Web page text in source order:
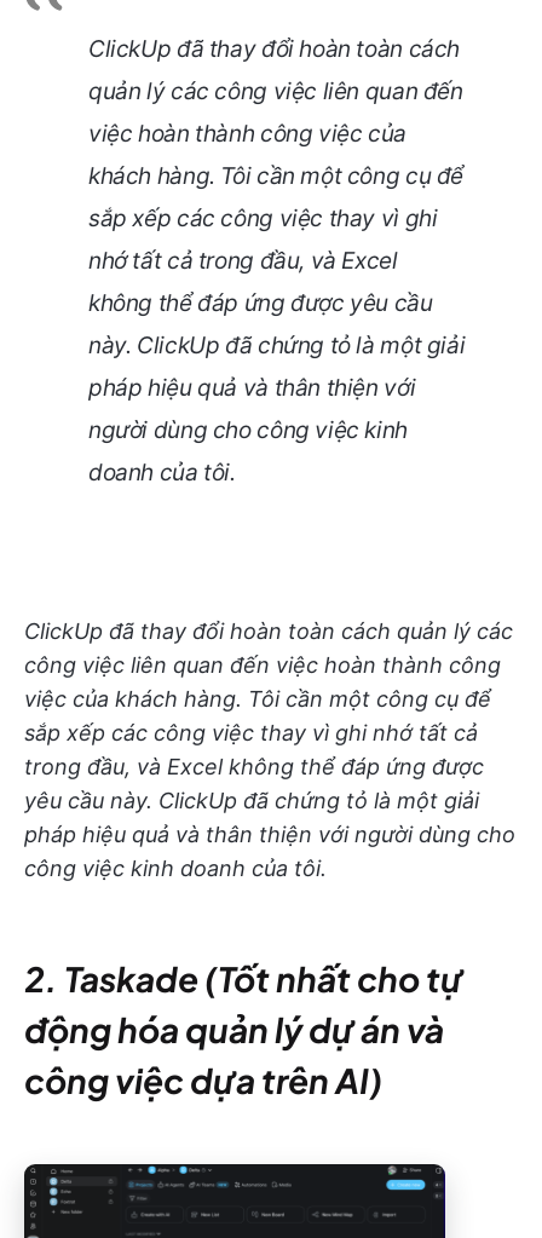
ClickUp đã thay đổi hoàn toàn cách
quản lý các công việc liên quan đến
việc hoàn thành công việc của
khách hàng. Tôi cần một công cụ để
sắp xếp các công việc thay vì ghi
nhớ tất cả trong đầu, và Excel
không thể đáp ứng được yêu cầu
này. ClickUp đã chứng tỏ là một giải
pháp hiệu quả và thân thiện với
người dùng cho công việc kinh
doanh của tôi.
ClickUp đã thay đổi hoàn toàn cách quản lý các
công việc liên quan đến việc hoàn thành công
việc của khách hàng. Tôi cần một công cụ để
sắp xếp các công việc thay vì ghi nhớ tất cả
trong đầu, và Excel không thể đáp ứng được
yêu cầu này. ClickUp đã chứng tỏ là một giải
pháp hiệu quả và thân thiện với người dùng cho
công việc kinh doanh của tôi.
2. Taskade (Tốt nhất cho tự
động hóa quản lý dự án và
công việc dựa trên AI)